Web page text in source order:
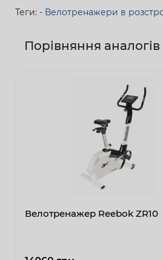
Теги: - Велотренажери в
Порівняння аналогів
Велотренажер Reebok ZR10